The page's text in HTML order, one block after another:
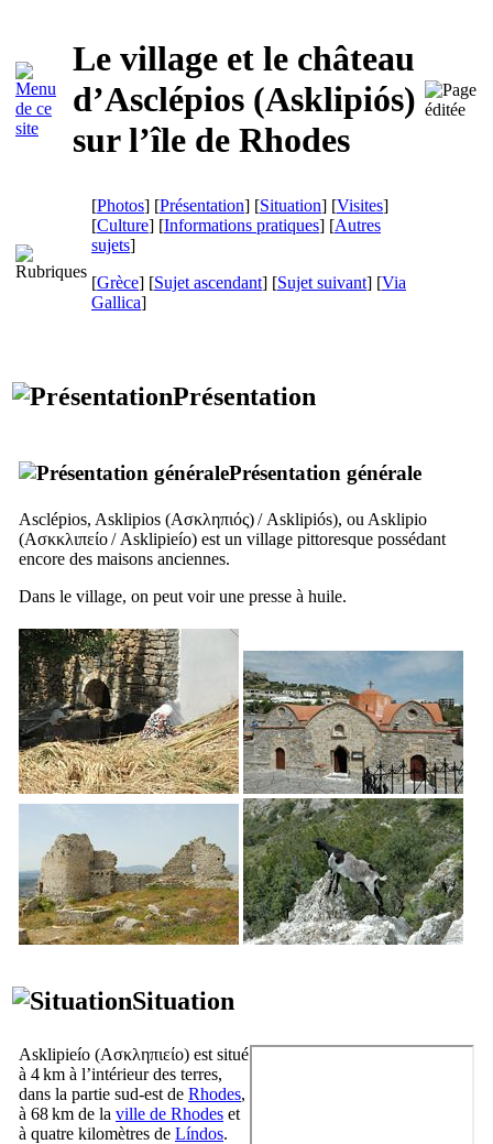
Le village et le château
d’Asclépios (Asklipiós)
sur l’île de Rhodes
[Photos] [Présentation] [Situation] [Visites]
[Culture] [Informations pratiques] [Autres
sujets]
[Grèce] [Sujet ascendant] [Sujet suivant] [Via
Gallica]
Présentation
Présentation générale
Asclépios, Asklipios (Ασκληπιός) / Asklipiós), ou Asklipio
(Ασκκλιπείο/ Asklipieío) est un village pittoresque possédant
encore des maisons anciennes.
Dans le village, on peut voir une presse à huile.
Situation
Asklipieío (Ασκληπιείο) est situé
à 4 km à l’intérieur des terres,
dans la partie sud-est de Rhodes,
à 68 km de la ville de Rhodes et
à quatre kilomètres de Líndos.